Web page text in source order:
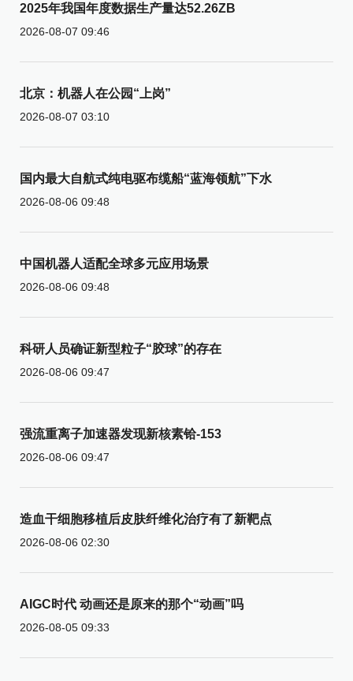
2025年我国年度数据生产量达52.26ZB
2026-08-07 09:46
北京：机器人在公园“上岗”
2026-08-07 03:10
国内最大自航式纯电驱布缆船“蓝海领航”下水
2026-08-06 09:48
中国机器人适配全球多元应用场景
2026-08-06 09:48
科研人员确证新型粒子“胶球”的存在
2026-08-06 09:47
强流重离子加速器发现新核素铪-153
2026-08-06 09:47
造血干细胞移植后皮肤纤维化治疗有了新靶点
2026-08-06 02:30
AIGC时代 动画还是原来的那个“动画”吗
2026-08-05 09:33